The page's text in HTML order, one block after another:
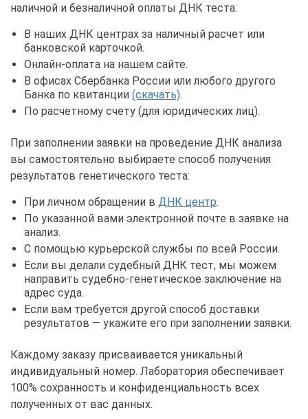
наличной и безналичной оплаты ДНК теста:
В наших ДНК центрах за наличный расчет или
банковской карточкой.
Онлайн-оплата на нашем сайте.
В офисах Сбербанка России или любого другого
Банка по квитанции (скачать).
По расчетному счету (для юридических лиц).
При заполнении заявки на проведение ДНК анализа
вы самостоятельно выбираете способ получения
результатов генетического теста:
При личном обращении в ДНК центр.
По указанной вами электронной почте в заявке на
анализ.
С помощью курьерской службы по всей России.
Если вы делали судебный ДНК тест, мы можем
направить судебно-генетическое заключение на
адрес суда.
Если вам требуется другой способ доставки
результатов — укажите его при заполнении заявки.
Каждому заказу присваивается уникальный
индивидуальный номер. Лаборатория обеспечивает
100% сохранность и конфиденциальность всех
полученных от вас данных.